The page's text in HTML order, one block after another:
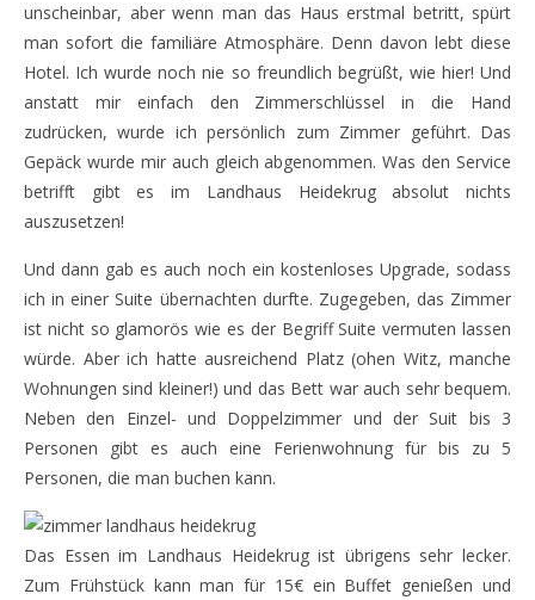
unscheinbar, aber wenn man das Haus erstmal betritt, spürt
man sofort die familiäre Atmosphäre. Denn davon lebt diese
Hotel. Ich wurde noch nie so freundlich begrüßt, wie hier! Und
anstatt mir einfach den Zimmerschlüssel in die Hand
zudrücken, wurde ich persönlich zum Zimmer geführt. Das
Gepäck wurde mir auch gleich abgenommen. Was den Service
betrifft gibt es im Landhaus Heidekrug absolut nichts
auszusetzen!
Und dann gab es auch noch ein kostenloses Upgrade, sodass
ich in einer Suite übernachten durfte. Zugegeben, das Zimmer
ist nicht so glamorös wie es der Begriff Suite vermuten lassen
würde. Aber ich hatte ausreichend Platz (ohen Witz, manche
Wohnungen sind kleiner!) und das Bett war auch sehr bequem.
Neben den Einzel- und Doppelzimmer und der Suit bis 3
Personen gibt es auch eine Ferienwohnung für bis zu 5
Personen, die man buchen kann.
Das Essen im Landhaus Heidekrug ist übrigens sehr lecker.
Zum Frühstück kann man für 15€ ein Buffet genießen und